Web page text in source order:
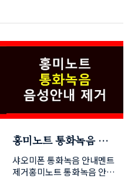
럭시에 적응된 사용환경 때문
에 홍미노트사용에 불편함이
조금 느껴지네요적응기간이
필요하긴 한데 그냥 갤럭시처
럼 바꿔 사용하려 합니
다. 제 기준에서 필수설정
이라 필요한 분만 따라 하시
3px 5px; border-left-
style: solid; border-left-
color: #55555b; margin:
5px 0px; letter-spacing:
1px; line-height: 1.5;
border-image: initial;"
홍미노트 통화녹음 음
성안내 제거
샤오미폰 통화녹음 안내멘트
제거홍미노트 통화녹음 안내